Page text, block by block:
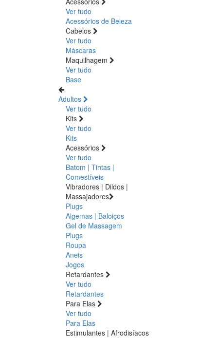
Ver tudo
Acessórios de Beleza
Cabelos
Ver tudo
Máscaras
Maquilhagem
Ver tudo
Base
Adultos
Ver tudo
Kits
Ver tudo
Kits
Acessórios
Ver tudo
Batom | Tintas |
Comestíveis
Vibradores | Dildos |
Massajadores
Plugs
Algemas | Baloiços
Gel de Massagem
Plugs
Roupa
Aneis
Jogos
Retardantes
Ver tudo
Retardantes
Para Elas
Ver tudo
Para Elas
Estimulantes | Afrodisíacos